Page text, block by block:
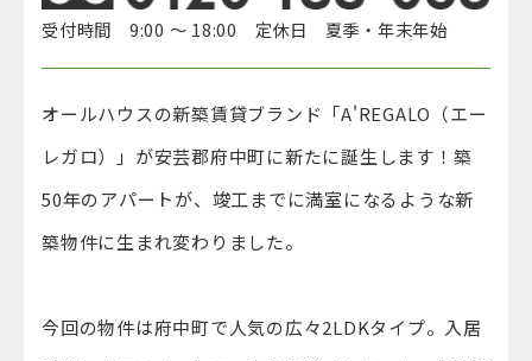
受付時間 9:00 ～ 18:00 定休日 夏季・年末年始
オールハウスの新築賃貸ブランド「A'REGALO（エー
レガロ）」が安芸郡府中町に新たに誕生します！築
50年のアパートが、竣工までに満室になるような新
築物件に生まれ変わりました。
今回の物件は府中町で人気の広々2LDKタイプ。入居